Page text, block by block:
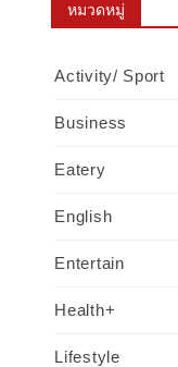
หมวดหมู่
Activity/ Sport
Business
Eatery
English
Entertain
Health+
Lifestyle